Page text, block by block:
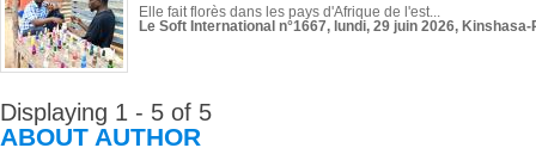
Elle fait florès dans les pays d'Afrique de l'est...
Le Soft International n°1667, lundi, 29 juin 2026,
Displaying 1 - 5 of 5
ABOUT AUTHOR